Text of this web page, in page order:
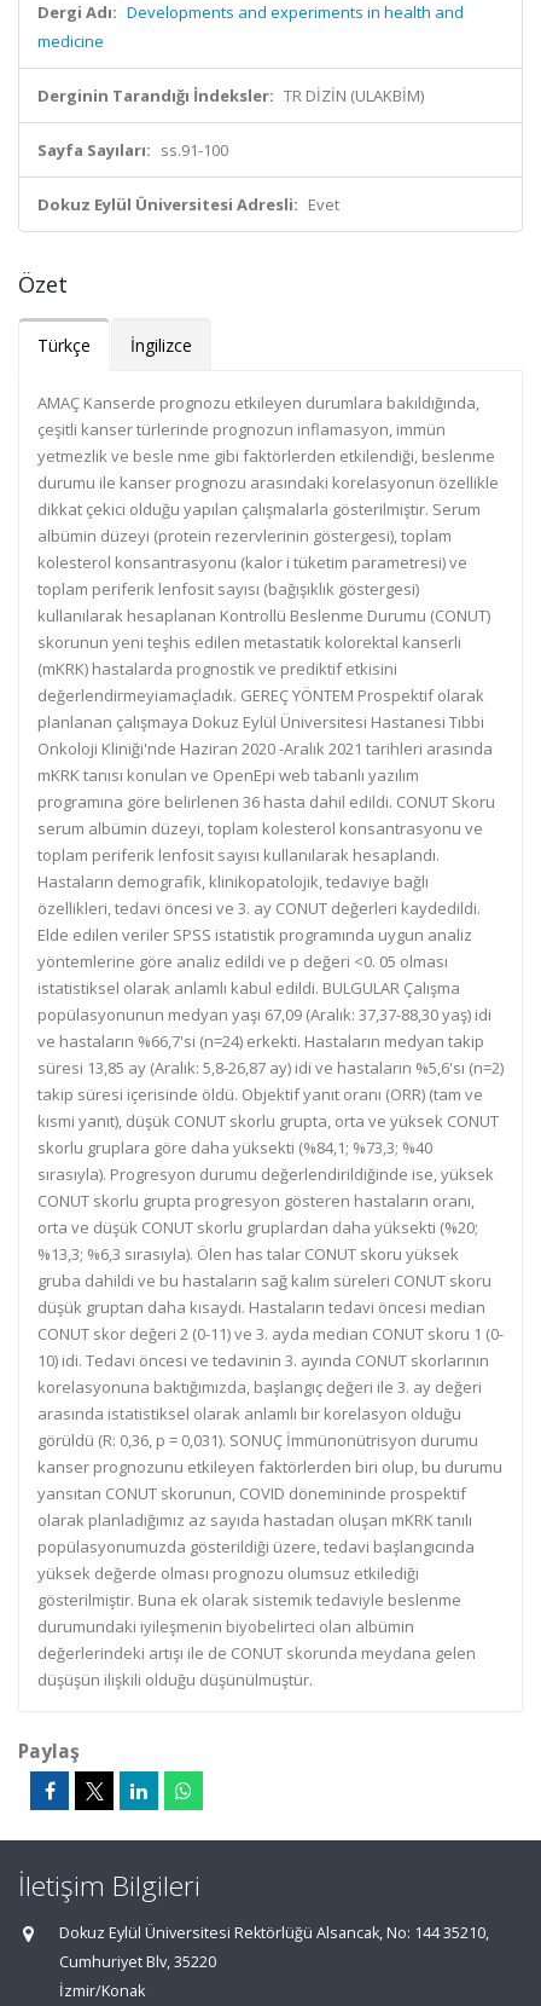
Dergi Adı: Developments and experiments in health and
medicine
Derginin Tarandığı İndeksler: TR DİZİN (ULAKBİM)
Sayfa Sayıları: ss.91-100
Dokuz Eylül Üniversitesi Adresli: Evet
Özet
Türkçe İngilizce
AMAÇ Kanserde prognozu etkileyen durumlara bakıldığında,
çeşitli kanser türlerinde prognozun inflamasyon, immün
yetmezlik ve besle nme gibi faktörlerden etkilendiği, beslenme
durumu ile kanser prognozu arasındaki korelasyonun özellikle
dikkat çekici olduğu yapılan çalışmalarla gösterilmiştir. Serum
albümin düzeyi (protein rezervlerinin göstergesi), toplam
kolesterol konsantrasyonu (kalor i tüketim parametresi) ve
toplam periferik lenfosit sayısı (bağışıklık göstergesi)
kullanılarak hesaplanan Kontrollü Beslenme Durumu (CONUT)
skorunun yeni teşhis edilen metastatik kolorektal kanserli
(mKRK) hastalarda prognostik ve prediktif etkisini
değerlendirmeyiamaçladık. GEREÇ YÖNTEM Prospektif olarak
planlanan çalışmaya Dokuz Eylül Üniversitesi Hastanesi Tıbbi
Onkoloji Kliniği'nde Haziran 2020 -Aralık 2021 tarihleri arasında
mKRK tanısı konulan ve OpenEpi web tabanlı yazılım
programına göre belirlenen 36 hasta dahil edildi. CONUT Skoru
serum albümin düzeyi, toplam kolesterol konsantrasyonu ve
toplam periferik lenfosit sayısı kullanılarak hesaplandı.
Hastaların demografik, klinikopatolojik, tedaviye bağlı
özellikleri, tedavi öncesi ve 3. ay CONUT değerleri kaydedildi.
Elde edilen veriler SPSS istatistik programında uygun analiz
yöntemlerine göre analiz edildi ve p değeri <0. 05 olması
istatistiksel olarak anlamlı kabul edildi. BULGULAR Çalışma
popülasyonunun medyan yaşı 67,09 (Aralık: 37,37-88,30 yaş) idi
ve hastaların %66,7'si (n=24) erkekti. Hastaların medyan takip
süresi 13,85 ay (Aralık: 5,8-26,87 ay) idi ve hastaların %5,6'sı (n=2)
takip süresi içerisinde öldü. Objektif yanıt oranı (ORR) (tam ve
kısmi yanıt), düşük CONUT skorlu grupta, orta ve yüksek CONUT
skorlu gruplara göre daha yüksekti (%84,1; %73,3; %40
sırasıyla). Progresyon durumu değerlendirildiğinde ise, yüksek
CONUT skorlu grupta progresyon gösteren hastaların oranı,
orta ve düşük CONUT skorlu gruplardan daha yüksekti (%20;
%13,3; %6,3 sırasıyla). Ölen has talar CONUT skoru yüksek
gruba dahildi ve bu hastaların sağ kalım süreleri CONUT skoru
düşük gruptan daha kısaydı. Hastaların tedavi öncesi median
CONUT skor değeri 2 (0-11) ve 3. ayda median CONUT skoru 1 (0-
10) idi. Tedavi öncesi ve tedavinin 3. ayında CONUT skorlarının
korelasyonuna baktığımızda, başlangıç değeri ile 3. ay değeri
arasında istatistiksel olarak anlamlı bir korelasyon olduğu
görüldü (R: 0,36, p = 0,031). SONUÇ İmmünonütrisyon durumu
kanser prognozunu etkileyen faktörlerden biri olup, bu durumu
yansıtan CONUT skorunun, COVID dönemininde prospektif
olarak planladığımız az sayıda hastadan oluşan mKRK tanılı
popülasyonumuzda gösterildiği üzere, tedavi başlangıcında
yüksek değerde olması prognozu olumsuz etkilediği
gösterilmiştir. Buna ek olarak sistemik tedaviyle beslenme
durumundaki iyileşmenin biyobelirteci olan albümin
değerlerindeki artışı ile de CONUT skorunda meydana gelen
düşüşün ilişkili olduğu düşünülmüştür.
Paylaş
İletişim Bilgileri
Dokuz Eylül Üniversitesi Rektörlüğü Alsancak, No: 144 35210,
Cumhuriyet Blv, 35220
İzmir/Konak